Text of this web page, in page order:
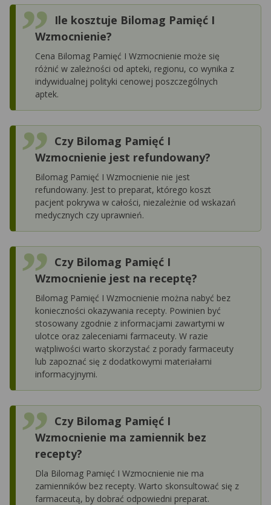
Ile kosztuje Bilomag Pamięć I
Wzmocnienie?
Cena Bilomag Pamięć I Wzmocnienie może się
różnić w zależności od apteki, regionu, co wynika z
indywidualnej polityki cenowej poszczególnych
aptek.
Czy Bilomag Pamięć I
Wzmocnienie jest refundowany?
Bilomag Pamięć I Wzmocnienie nie jest
refundowany. Jest to preparat, którego koszt
pacjent pokrywa w całości, niezależnie od wskazań
medycznych czy uprawnień.
Czy Bilomag Pamięć I
Wzmocnienie jest na receptę?
Bilomag Pamięć I Wzmocnienie można nabyć bez
konieczności okazywania recepty. Powinien być
stosowany zgodnie z informacjami zawartymi w
ulotce oraz zaleceniami farmaceuty. W razie
wątpliwości warto skorzystać z porady farmaceuty
lub zapoznać się z dodatkowymi materiałami
informacyjnymi.
Czy Bilomag Pamięć I
Wzmocnienie ma zamiennik bez
recepty?
Dla Bilomag Pamięć I Wzmocnienie nie ma
zamienników bez recepty. Warto skonsultować się z
farmaceutą, by dobrać odpowiedni preparat.